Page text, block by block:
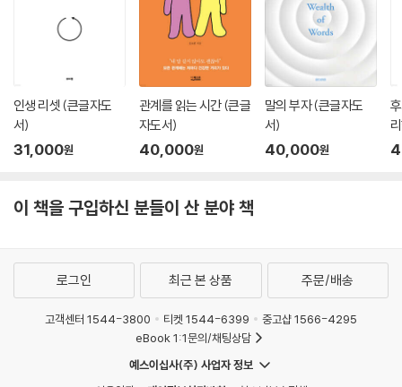
인생 리셋 (큰글자도
서)
31,000원
관계를 읽는 시간 (큰글
자도서)
40,000원
말의 부자 (큰글자도
서)
40,000원
이 책을 구입하신 분들이 산 분야 책
로그인 최근 본 상품 주문/배송
고객센터 1544-3800 티켓 1544-6399
중고샵 1566-4295
eBook 1:1문의/채팅상담
예스이십사(주) 사업자 정보